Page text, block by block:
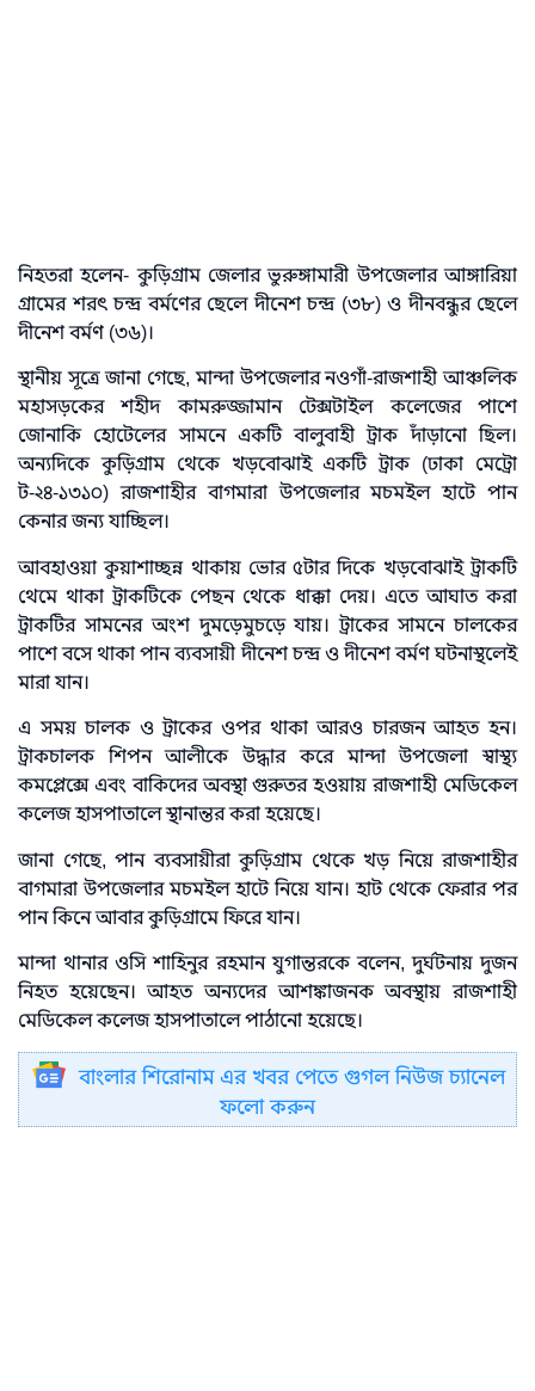
নিহতরা হলেন- কুড়িগ্রাম জেলার ভুরুঙ্গামারী উপজেলার আঙ্গারিয়া
গ্রামের শরৎ চন্দ্র বর্মণের ছেলে দীনেশ চন্দ্র (৩৮) ও দীনবন্ধুর ছেলে
দীনেশ বর্মণ (৩৬)।
স্থানীয় সূত্রে জানা গেছে, মান্দা উপজেলার নওগাঁ-রাজশাহী আঞ্চলিক
মহাসড়কের শহীদ কামরুজ্জামান টেক্সটাইল কলেজের পাশে
জোনাকি হোটেলের সামনে একটি বালুবাহী ট্রাক দাঁড়ানো ছিল।
অন্যদিকে কুড়িগ্রাম থেকে খড়বোঝাই একটি ট্রাক (ঢাকা মেট্রো
ট-২৪-১৩১০) রাজশাহীর বাগমারা উপজেলার মচমইল হাটে পান
কেনার জন্য যাচ্ছিল।
আবহাওয়া কুয়াশাচ্ছন্ন থাকায় ভোর ৫টার দিকে খড়বোঝাই ট্রাকটি
থেমে থাকা ট্রাকটিকে পেছন থেকে ধাক্কা দেয়। এতে আঘাত করা
ট্রাকটির সামনের অংশ দুমড়েমুচড়ে যায়। ট্রাকের সামনে চালকের
পাশে বসে থাকা পান ব্যবসায়ী দীনেশ চন্দ্র ও দীনেশ বর্মণ ঘটনাস্থলেই
মারা যান।
এ সময় চালক ও ট্রাকের ওপর থাকা আরও চারজন আহত হন।
ট্রাকচালক শিপন আলীকে উদ্ধার করে মান্দা উপজেলা স্বাস্থ্য
কমপ্লেক্সে এবং বাকিদের অবস্থা গুরুতর হওয়ায় রাজশাহী মেডিকেল
কলেজ হাসপাতালে স্থানান্তর করা হয়েছে।
জানা গেছে, পান ব্যবসায়ীরা কুড়িগ্রাম থেকে খড় নিয়ে রাজশাহীর
বাগমারা উপজেলার মচমইল হাটে নিয়ে যান। হাট থেকে ফেরার পর
পান কিনে আবার কুড়িগ্রামে ফিরে যান।
মান্দা থানার ওসি শাহিনুর রহমান যুগান্তরকে বলেন, দুর্ঘটনায় দুজন
নিহত হয়েছেন। আহত অন্যদের আশঙ্কাজনক অবস্থায় রাজশাহী
মেডিকেল কলেজ হাসপাতালে পাঠানো হয়েছে।
বাংলার শিরোনাম এর খবর পেতে গুগল নিউজ চ্যানেল
ফলো করুন